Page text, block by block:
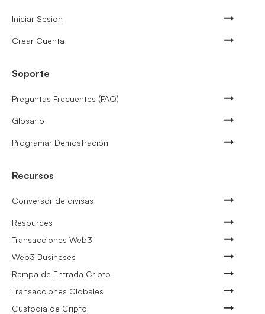
Iniciar Sesión
Crear Cuenta
Soporte
Preguntas Frecuentes (FAQ)
Glosario
Programar Demostración
Recursos
Conversor de divisas
Resources
Transacciones Web3
Web3 Busineses
Rampa de Entrada Cripto
Transacciones Globales
Custodia de Cripto